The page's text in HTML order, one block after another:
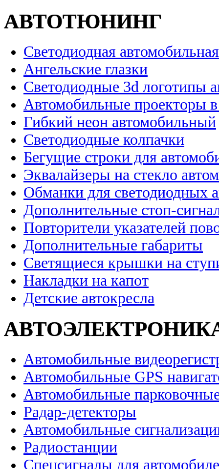
АВТОТЮНИНГ
Светодиодная
Ангельские глазки
Светодиодные 3d логотипы
Автомобильные проекторы
Гибкий неон автомобильный
Светодиодные колпачки
Бегущие строки для
Эквалайзеры на стекло
Обманки для светодиодных
Дополнительные стоп-
Повторители указателей
Дополнительные габариты
Светящиеся крышки на
Накладки на капот
Детские автокресла
Автомобильные
Автомобильные GPS
Автомобильные
Радар-детекторы
Автомобильные
Радиостанции
Спецсигналы для